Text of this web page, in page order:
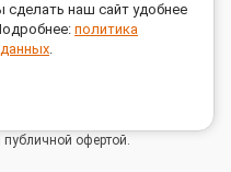
офертой.
наш сайт удобнее
политика
.